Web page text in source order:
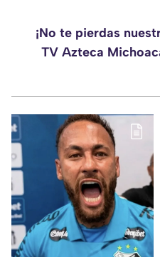
¡No te pierdas
TV Azteca